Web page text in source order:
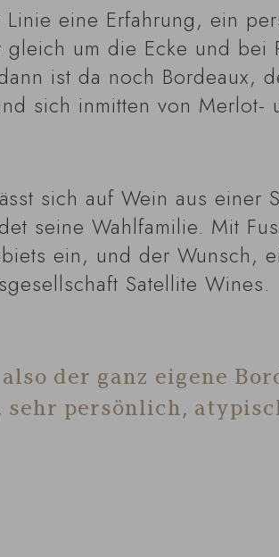
eine Erfahrung, ein
gleich um die Ecke und
ist da noch Bordeaux,
sich inmitten von Merlot-
sich auf Wein aus einer
seine Wahlfamilie. Mit
ein, und der Wunsch,
Satellite Wines.
der ganz eigene
sehr persönlich,